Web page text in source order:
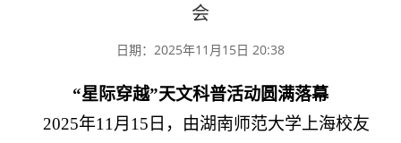
会
日期：2025年11月15日 20:38
“星际穿越”天文科普活动圆满落幕
2025年11月15日，由湖南师范大学上海校友